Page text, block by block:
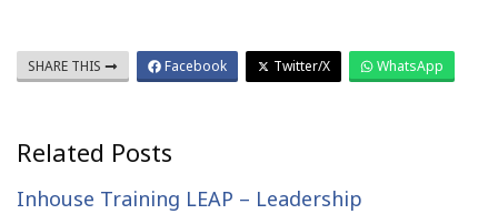
SHARE THIS Facebook Twitter/X WhatsApp
Related Posts
Inhouse Training LEAP – Leadership